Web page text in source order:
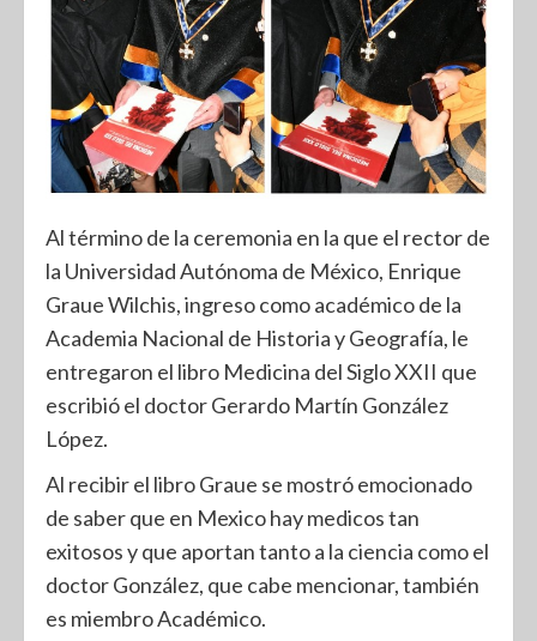
Al término de la ceremonia en la que el rector de
la Universidad Autónoma de México, Enrique
Graue Wilchis, ingreso como académico de la
Academia Nacional de Historia y Geografía, le
entregaron el libro Medicina del Siglo XXII que
escribió el doctor Gerardo Martín González
López.
Al recibir el libro Graue se mostró emocionado
de saber que en Mexico hay medicos tan
exitosos y que aportan tanto a la ciencia como el
doctor González, que cabe mencionar, también
es miembro Académico.